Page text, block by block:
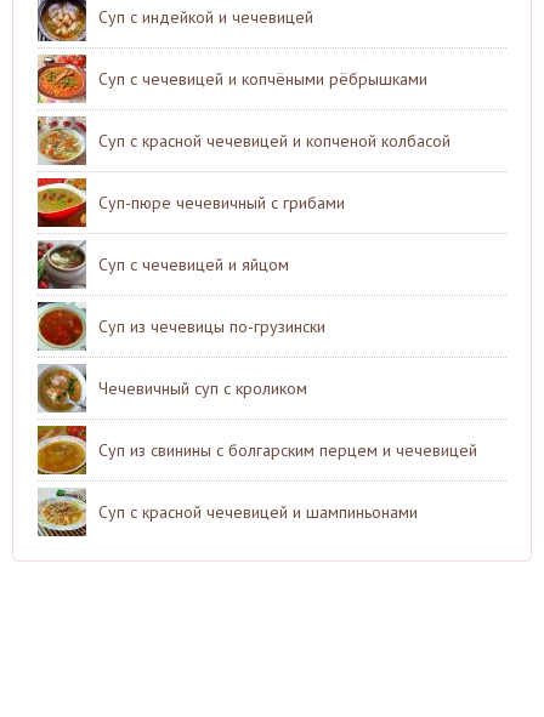
Суп с индейкой и чечевицей
Суп с чечевицей и копчёными рёбрышками
Суп с красной чечевицей и копченой колбасой
Суп-пюре чечевичный с грибами
Суп с чечевицей и яйцом
Суп из чечевицы по-грузински
Чечевичный суп с кроликом
Суп из свинины с болгарским перцем и чечевицей
Суп с красной чечевицей и шампиньонами